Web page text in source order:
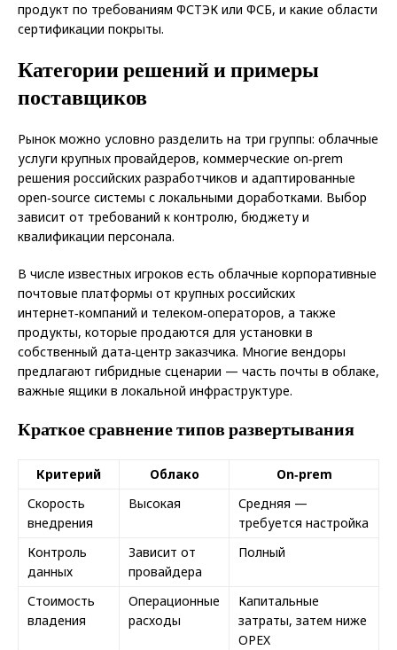
продукт по требованиям ФСТЭК или ФСБ, и какие области
сертификации покрыты.
Категории решений и примеры
поставщиков
Рынок можно условно разделить на три группы: облачные
услуги крупных провайдеров, коммерческие on‑prem
решения российских разработчиков и адаптированные
open‑source системы с локальными доработками. Выбор
зависит от требований к контролю, бюджету и
квалификации персонала.
В числе известных игроков есть облачные корпоративные
почтовые платформы от крупных российских
интернет‑компаний и телеком‑операторов, а также
продукты, которые продаются для установки в
собственный дата‑центр заказчика. Многие вендоры
предлагают гибридные сценарии — часть почты в облаке,
важные ящики в локальной инфраструктуре.
Краткое сравнение типов развертывания
Критерий Облако
On‑prem
Скорость
внедрения
Высокая
Средняя —
требуется настройка
Контроль
данных
Зависит от
провайдера
Полный
Стоимость
владения
Операционные
расходы
Капитальные
затраты, затем ниже
OPEX